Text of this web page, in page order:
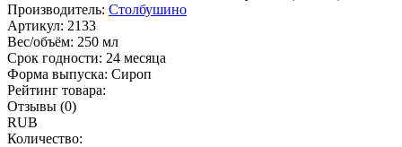
Производитель: Столбушино
Артикул: 2133
Вес/объём: 250 мл
Срок годности: 24 месяца
Форма выпуска: Сироп
Рейтинг товара:
Отзывы (0)
RUB
Количество: